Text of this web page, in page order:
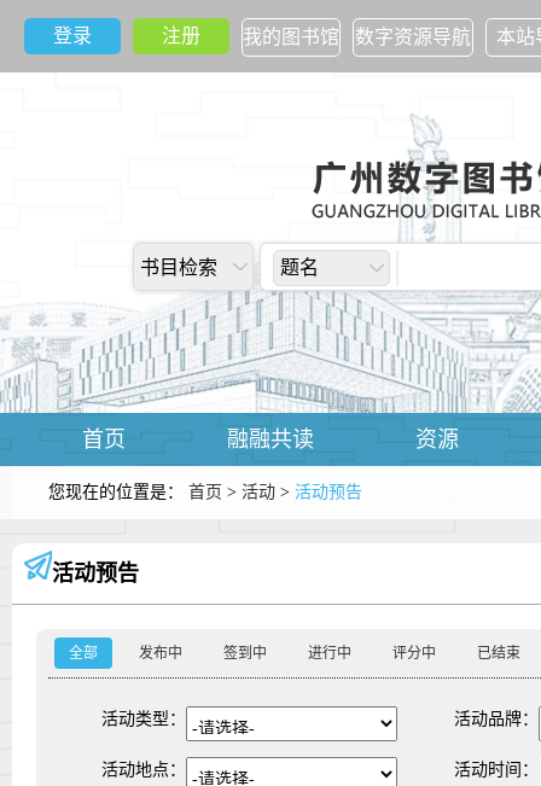
登录 注册 我的图书馆 数字资源导航 本站
书目检索 题名
首页 融融共读 资源
您现在的位置是： 首页 > 活动 > 活动预告
活动预告
全部 发布中 签到中 进行中 评分中 已结束
活动类型： 活动品牌：
活动地点： 活动时间：